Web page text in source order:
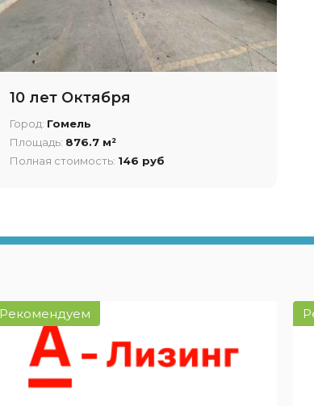
10 лет Октября
Город: Гомель
Площадь: 876.7 м²
Полная стоимость: 146 руб
Рекомендуем